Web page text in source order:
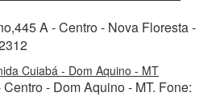
A - Centro - Nova Floresta -
Cuiabá - Dom Aquino - MT
- Dom Aquino - MT. Fone: